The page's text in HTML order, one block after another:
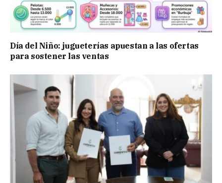
Día del Niño: jugueterías apuestan a las ofertas
para sostener las ventas